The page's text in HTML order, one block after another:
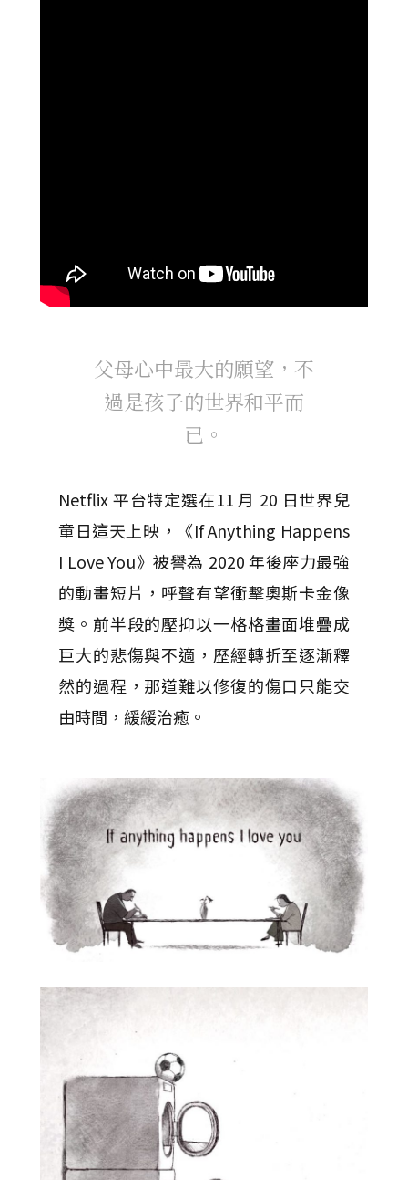
父母心中最大的願望，不
過是孩子的世界和平而
已。
Netflix 平台特定選在11 月 20 日世界兒
童日這天上映，《If Anything Happens
I Love You》被譽為 2020 年後座力最強
的動畫短片，呼聲有望衝擊奧斯卡金像
獎。前半段的壓抑以一格格畫面堆疊成
巨大的悲傷與不適，歷經轉折至逐漸釋
然的過程，那道難以修復的傷口只能交
由時間，緩緩治癒。